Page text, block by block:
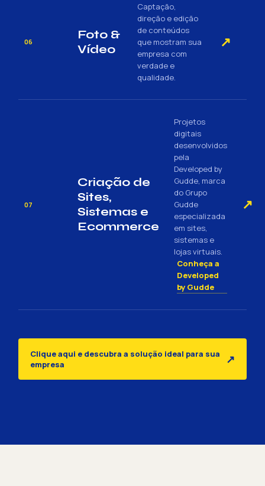
06
Foto &
Vídeo
Captação,
direção e edição
de conteúdos
que mostram sua
empresa com
verdade e
qualidade.
↗
07
Criação de
Sites,
Sistemas e
Ecommerce
Projetos
digitais
desenvolvidos
pela
Developed by
Gudde, marca
do Grupo
Gudde
especializada
em sites,
sistemas e
lojas virtuais.
Conheça a
Developed
by Gudde
↗
Clique aqui e descubra a solução ideal para sua
empresa
↗